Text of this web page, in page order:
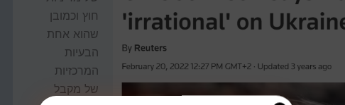
חוץ וכמובן
שהוא אחת
הבעיות
המרכזיות
של מקבל